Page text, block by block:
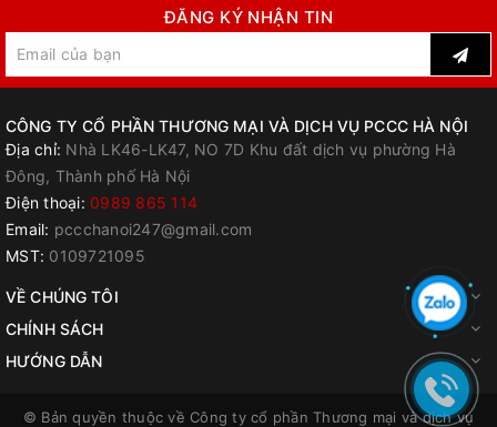
ĐĂNG KÝ NHẬN TIN
CÔNG TY CỔ PHẦN THƯƠNG MẠI VÀ DỊCH VỤ PCCC HÀ NỘI
Địa chỉ: Nhà LK46-LK47, NO 7D Khu đất dịch vụ phường Hà
Đông, Thành phố Hà Nội
Điện thoại: 0989 865 114
Email: pccchanoi247@gmail.com
MST: 0109721095
VỀ CHÚNG TÔI
CHÍNH SÁCH
HƯỚNG DẪN
© Bản quyền thuộc về Công ty cổ phần Thương mại và dịch vụ